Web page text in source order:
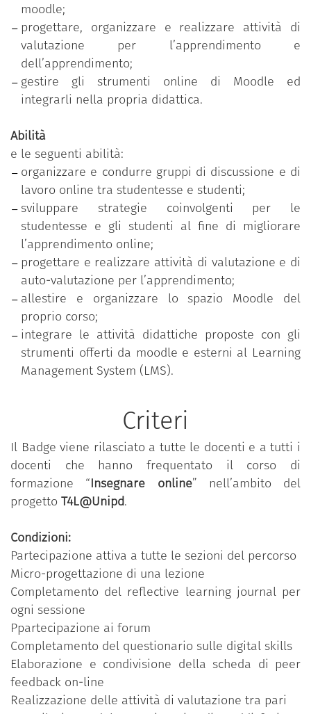
moodle;
progettare, organizzare e realizzare attività di
valutazione per l’apprendimento e
dell’apprendimento;
gestire gli strumenti online di Moodle ed
integrarli nella propria didattica.
Abilità
e le seguenti abilità:
organizzare e condurre gruppi di discussione e di
lavoro online tra studentesse e studenti;
sviluppare strategie coinvolgenti per le
studentesse e gli studenti al fine di migliorare
l’apprendimento online;
progettare e realizzare attività di valutazione e di
auto-valutazione per l’apprendimento;
allestire e organizzare lo spazio Moodle del
proprio corso;
integrare le attività didattiche proposte con gli
strumenti offerti da moodle e esterni al Learning
Management System (LMS).
Criteri
Il Badge viene rilasciato a tutte le docenti e a tutti i
docenti che hanno frequentato il corso di
formazione “Insegnare online” nell’ambito del
progetto T4L@Unipd.
Condizioni:
Partecipazione attiva a tutte le sezioni del percorso
Micro-progettazione di una lezione
Completamento del reflective learning journal per
ogni sessione
Ppartecipazione ai forum
Completamento del questionario sulle digital skills
Elaborazione e condivisione della scheda di peer
feedback on-line
Realizzazione delle attività di valutazione tra pari